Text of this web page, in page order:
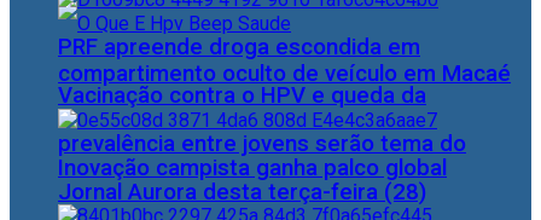
Vacinação contra o HPV e queda da
prevalência entre jovens serão tema do
Jornal Aurora desta terça-feira (28)
PRF apreende droga escondida em
compartimento oculto de veículo em Macaé
Inovação campista ganha palco global